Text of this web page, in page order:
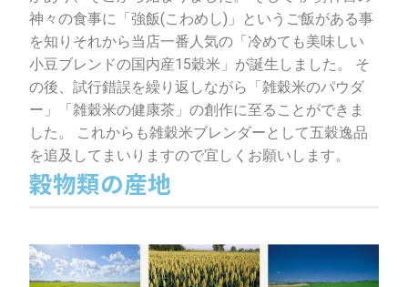
神々の食事に「強飯(こわめし)」というご飯がある事
を知りそれから当店一番人気の「冷めても美味しい
小豆ブレンドの国内産15穀米」が誕生しました。 そ
の後、試行錯誤を繰り返しながら「雑穀米のパウダ
ー」「雑穀米の健康茶」の創作に至ることができま
した。 これからも雑穀米ブレンダーとして五穀逸品
を追及してまいりますので宜しくお願いします。
穀物類の産地